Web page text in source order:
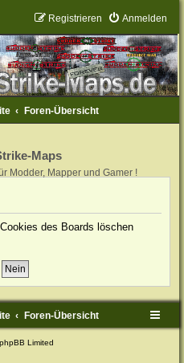
Anmelden
Registrieren
Foren-Übersicht
Maps
Modder, Mapper und Gamer !
des Boards löschen
Foren-Übersicht
Limited